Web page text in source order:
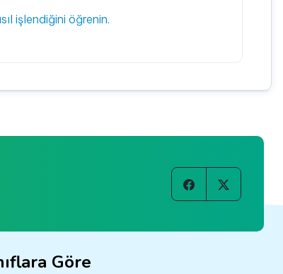
işlendiğini öğrenin.
Göre